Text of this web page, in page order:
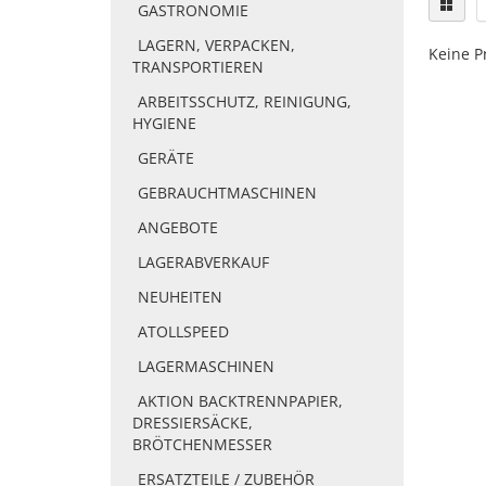
GASTRONOMIE
LAGERN, VERPACKEN,
TRANSPORTIEREN
ARBEITSSCHUTZ, REINIGUNG,
HYGIENE
GERÄTE
GEBRAUCHTMASCHINEN
ANGEBOTE
LAGERABVERKAUF
NEUHEITEN
ATOLLSPEED
LAGERMASCHINEN
AKTION BACKTRENNPAPIER,
DRESSIERSÄCKE,
BRÖTCHENMESSER
ERSATZTEILE / ZUBEHÖR
Keine